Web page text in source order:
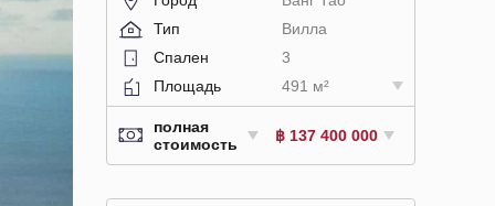
Тип
Вилла
Спален
3
Площадь
491 м²
полная
стоимость
฿ 137 400 000